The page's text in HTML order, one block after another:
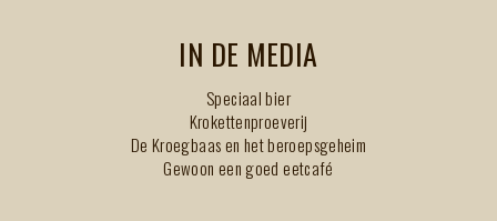
IN DE MEDIA
Speciaal bier
Krokettenproeverij
De Kroegbaas en het beroepsgeheim
Gewoon een goed eetcafé